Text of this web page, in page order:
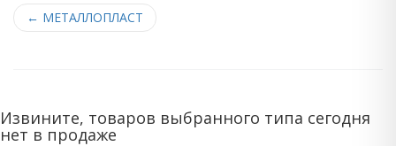
← МЕТАЛЛОПЛАСТ
Извините, товаров выбранного типа сегодня
нет в продаже